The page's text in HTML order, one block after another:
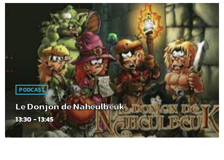
PODCAST
Le Donjon de Naheulbeuk
13:30 - 13:45